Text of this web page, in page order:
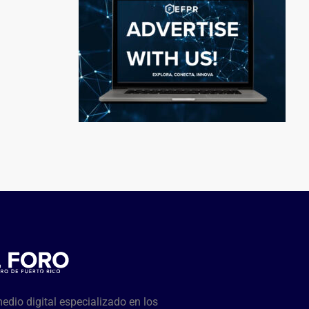
digital especializado en los